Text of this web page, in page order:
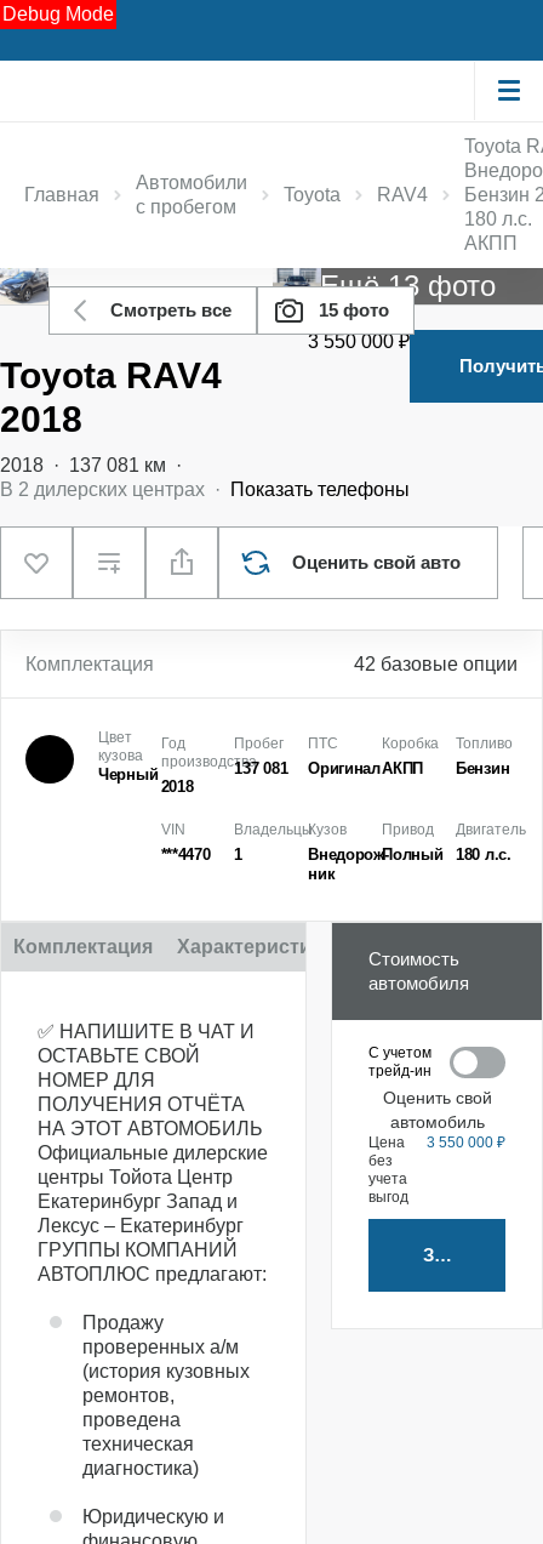
Debug Mode
Главная
Автомобили
с пробегом
Toyota RAV4
Toyota
Бензин
180 л.с.
АКПП
Смотреть все 15 фото
Ещё 13 фото
Toyota RAV4
2018
3 550 000 ₽
2018 · 137 081 км ·
В 2 дилерских центрах · Показать телефоны
Оценить свой авто
Комплектация 42 базовые опции
Цвет
кузова
Черный
Год
производства
2018
Пробег
137 081
ПТС
Оригинал
Коробка
АКПП
Топливо
Бензин
VIN
***4470
Владельцы
1
Кузов
Внедорож­
ник
Привод
Полный
Двигатель
180 л.с.
Комплектация Характеристики
✅ НАПИШИТЕ В ЧАТ И
ОСТАВЬТЕ СВОЙ
НОМЕР ДЛЯ
ПОЛУЧЕНИЯ ОТЧЁТА
НА ЭТОТ АВТОМОБИЛЬ
Официальные дилерские
центры Тойота Центр
Екатеринбург Запад и
Лексус – Екатеринбург
ГРУППЫ КОМПАНИЙ
АВТОПЛЮС предлагают:
Продажу
проверенных а/м
(история кузовных
ремонтов,
проведена
техническая
диагностика)
Юридическую и
Стоимость
автомобиля
С учетом
трейд-ин
Оценить свой
автомобиль
Цена
без
учета
выгод
3 550 000 ₽